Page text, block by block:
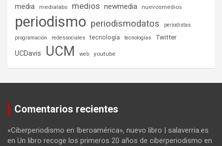
media medialabs medios newmedia nuevosmedios
periodismo periodismodatos
periodistas
programación
redessociales tecnología tecnologías Twitter
UCDavis UCM web youtube
Comentarios recientes
«Ciberperiodismo en Iberoamérica», nuevo libro | salaverria.es
en Un libro recoge los primeros 20 años de ciberperiodismo en